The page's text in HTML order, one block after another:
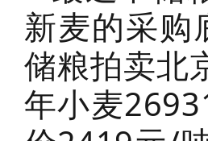
新麦的采购
储粮拍卖北
年小麦